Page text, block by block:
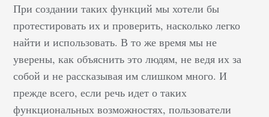
значительных
показателей
конверсии; снизить
стоимость конверсии;
добиться высокого
процента возврата
инвестиций в рекламу.
При создании таких функций мы хотели бы
протестировать их и проверить, насколько легко
найти и использовать. В то же время мы не
уверены, как объяснить это людям, не ведя их за
собой и не рассказывая им слишком много. И
прежде всего, если речь идет о таких
функциональных возможностях, пользователи